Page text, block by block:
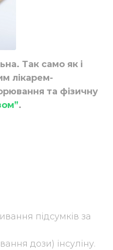
Так само як і
лікарем-
та фізичну
.
підсумків за
дози) інсуліну.